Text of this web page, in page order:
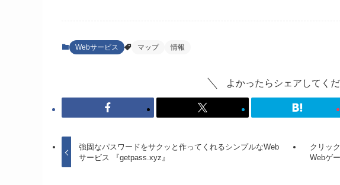
Webサービス マップ 情報
よかったらシェアしてくだ
強固なパスワードをサクッと作ってくれるシンプルなWeb
サービス 『getpass.xyz』
クリッ
Webゲ